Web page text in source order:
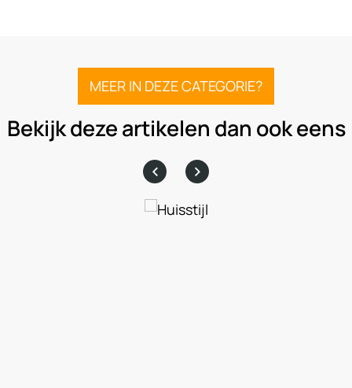
MEER IN DEZE CATEGORIE?
Bekijk deze artikelen dan ook eens